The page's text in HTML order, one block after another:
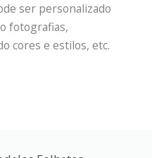
ser personalizado
fotografias,
cores e estilos, etc.